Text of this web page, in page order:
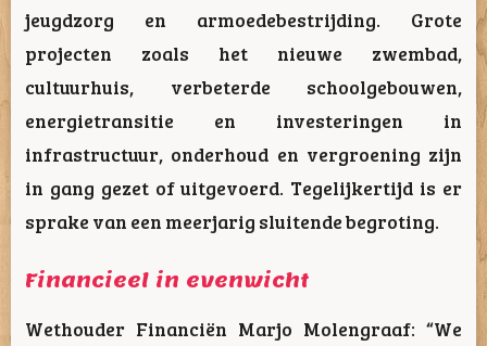
jeugdzorg en armoedebestrijding. Grote
projecten zoals het nieuwe zwembad,
cultuurhuis, verbeterde schoolgebouwen,
energietransitie en investeringen in
infrastructuur, onderhoud en vergroening zijn
in gang gezet of uitgevoerd. Tegelijkertijd is er
sprake van een meerjarig sluitende begroting.
Financieel in evenwicht
Wethouder Financiën Marjo Molengraaf: “We